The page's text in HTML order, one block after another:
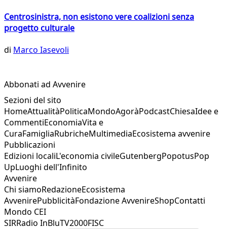
Centrosinistra, non esistono vere coalizioni senza
progetto culturale
di Marco Iasevoli
Abbonati ad Avvenire
Sezioni del sito
HomeAttualitàPoliticaMondoAgoràPodcastChiesaIdee e
CommentiEconomiaVita e
CuraFamigliaRubricheMultimediaEcosistema avvenire
Pubblicazioni
Edizioni localiL'economia civileGutenbergPopotusPop
UpLuoghi dell'Infinito
Avvenire
Chi siamoRedazioneEcosistema
AvvenirePubblicitàFondazione AvvenireShopContatti
Mondo CEI
SIRRadio InBluTV2000FISC